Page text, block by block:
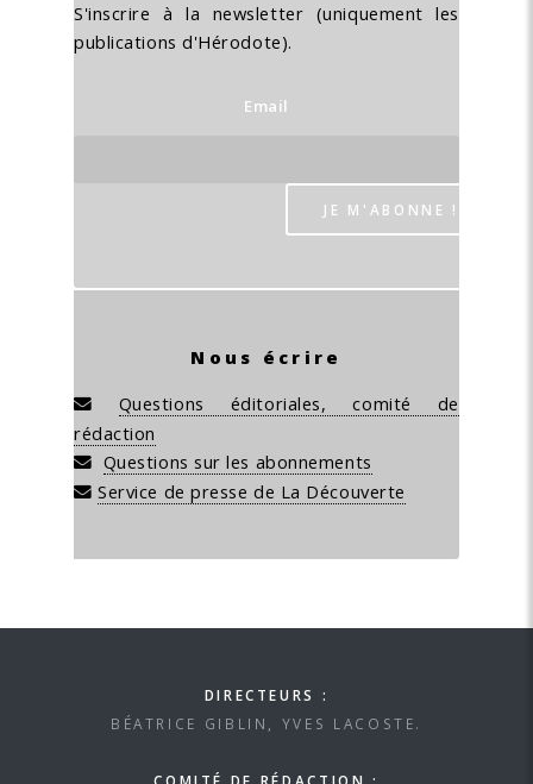
S'inscrire à la newsletter (uniquement les
publications d'Hérodote).
Email
Nous écrire
Questions éditoriales, comité de
rédaction
Questions sur les abonnements
Service de presse de La Découverte
DIRECTEURS :
BÉATRICE GIBLIN, YVES LACOSTE.
COMITÉ DE RÉDACTION :